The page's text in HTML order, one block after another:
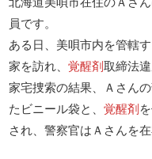
員です。
ある日、美唄市内を管轄
家を訪れ、覚醒剤取締法
家宅捜索の結果、Ａさん
たビニール袋と、覚醒剤
され、警察官はＡさんを